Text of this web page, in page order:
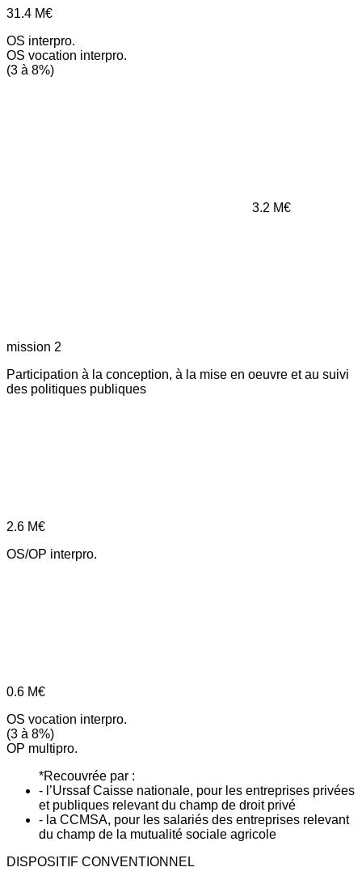
31.4 M€
OS interpro.
OS vocation interpro.
(3 à 8%)
3.2 M€
mission 2
Participation à la conception, à la mise en oeuvre et au suivi
des politiques publiques
2.6 M€
OS/OP interpro.
0.6 M€
OS vocation interpro.
(3 à 8%)
OP multipro.
*Recouvrée par :
- l’Urssaf Caisse nationale, pour les entreprises privées
et publiques relevant du champ de droit privé
- la CCMSA, pour les salariés des entreprises relevant
du champ de la mutualité sociale agricole
DISPOSITIF CONVENTIONNEL